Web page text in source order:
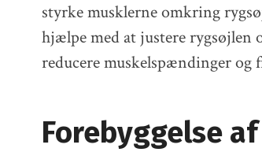
styrke musklerne omkring
hjælpe med at justere rygsøjlen
reducere muskelspændinger og
Forebyggelse